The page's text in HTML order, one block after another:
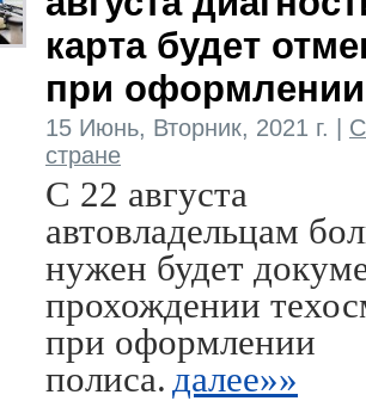
карта будет
при
15 Июнь, Вторник, 2021 г. |
стране
С 22 августа
автовладельцам
нужен будет
прохождении
при оформлении
полиса. далее»»